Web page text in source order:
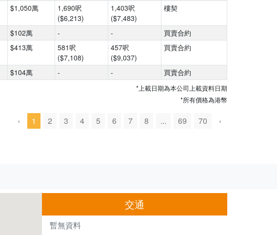
$1,050萬
1,690呎
($6,213)
1,403呎
($7,483)
樓契
$102萬 - -
買賣合約
$413萬
581呎
($7,108)
457呎
($9,037)
買賣合約
$104萬 - - 買賣合約
*上載日期為本公司上載資料日期
*所有價格為港幣
‹ 1 2 3 4 5 6 7 8 ... 69 70 ›
交通
暫無資料